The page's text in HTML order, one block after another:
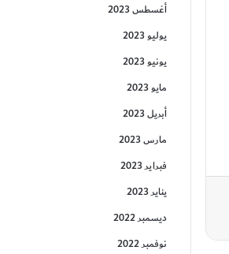
أغسطس 2023
يوليو 2023
يونيو 2023
مايو 2023
أبريل 2023
مارس 2023
فبراير 2023
يناير 2023
ديسمبر 2022
نوفمبر 2022